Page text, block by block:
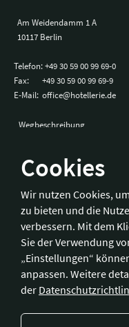
Cookies
Wir nutzen Cookies,
zu bieten und die
verbessern. Mit dem
Sie der Verwendung
„Einstellungen“
anpassen. Weitere
der
Am Weidendamm 1 A
10117 Berlin
Telefon:+49 30 59 00 99 69-0
Fax:
+49 30 59 00 99 69-9
E-Mail: office@hotellerie.de
Wegbeschreibung
Hotelverband Deutschland
Kronprinzenstraße 37
53173 Bonn
Telefon:
Fax:
+49 228 92 39 29-9
E-Mail:bonn@hotellerie.de